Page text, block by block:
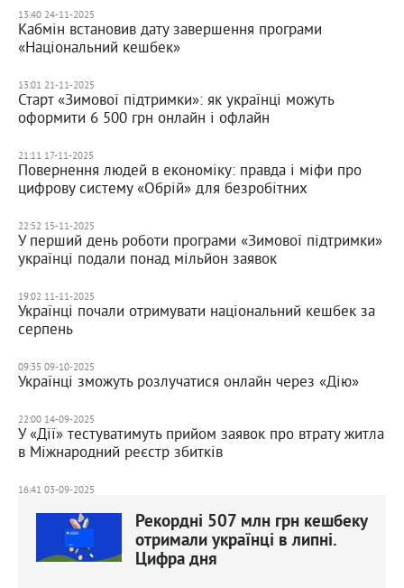
13:40 24-11-2025
Кабмін встановив дату завершення програми
«Національний кешбек»
13:01 21-11-2025
Старт «Зимової підтримки»: як українці можуть
оформити 6 500 грн онлайн і офлайн
21:11 17-11-2025
Повернення людей в економіку: правда і міфи про
цифрову систему «Обрій» для безробітних
22:52 15-11-2025
У перший день роботи програми «Зимової підтримки»
українці подали понад мільйон заявок
19:02 11-11-2025
Українці почали отримувати національний кешбек за
серпень
09:35 09-10-2025
Українці зможуть розлучатися онлайн через «Дію»
22:00 14-09-2025
У «Дії» тестуватимуть прийом заявок про втрату житла
в Міжнародний реєстр збитків
16:41 03-09-2025
Рекордні 507 млн грн кешбеку
отримали українці в липні.
Цифра дня